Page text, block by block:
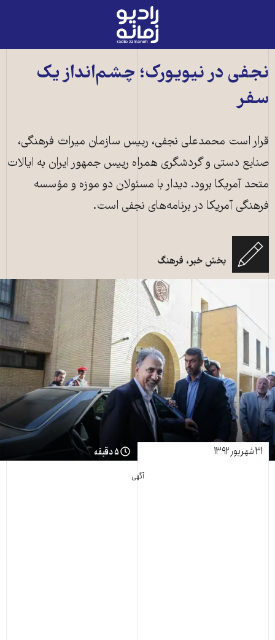
رادیو
زمانه
به
صفحه
نجفی در نیویورک؛ چشم‌انداز یک
سفر
قرار است محمدعلی نجفی، رییس سازمان میراث فرهنگی،
صنایع دستی و گردشگری همراه رییس جمهور ایران به ایالات
متحد آمریکا برود. دیدار با مسئولان دو موزه و مؤسسه
فرهنگی آمریکا در برنامه‌های نجفی است.
بخش خبر، فرهنگ
۳۱ شهریور ۱۳۹۲ ۵ دقیقه
آگهی